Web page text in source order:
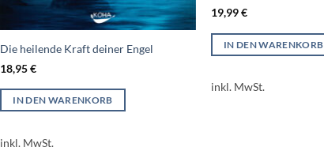
Die heilende Kraft deiner Engel
18,95€
IN DEN WARENKORB
inkl. MwSt.
19,99€
IN DEN WARENKORB
inkl. MwSt.